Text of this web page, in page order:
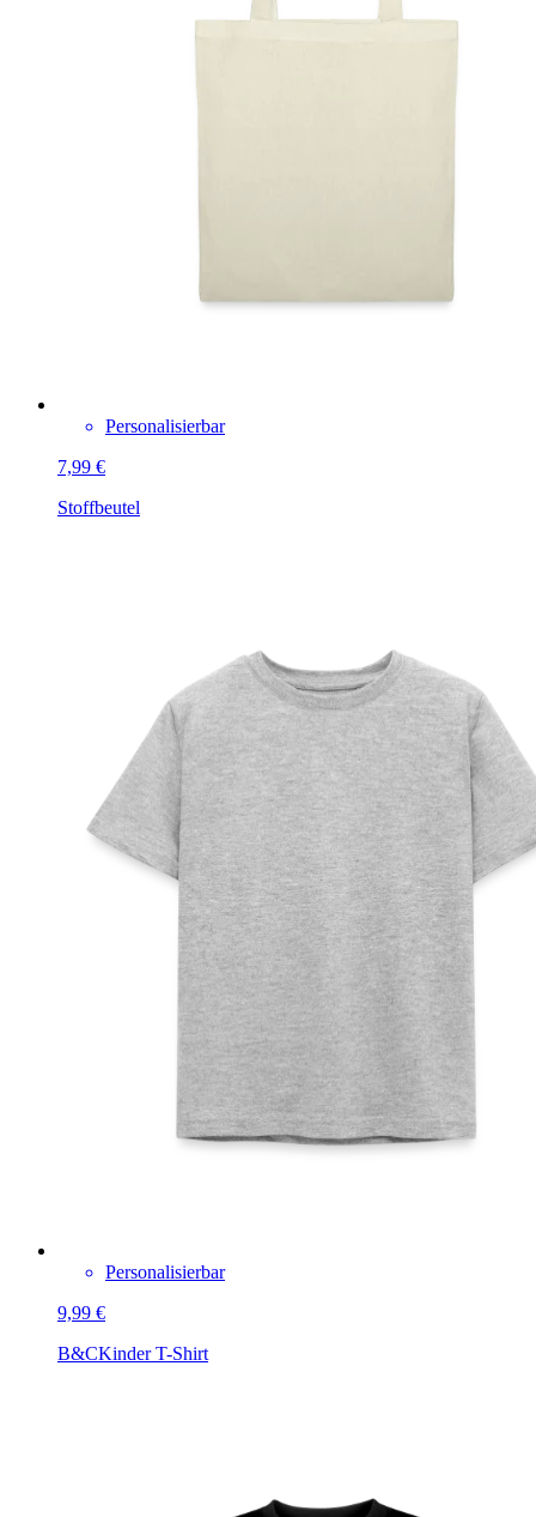
Personalisierbar
7,99 €
Stoffbeutel
Personalisierbar
9,99 €
B&CKinder T-Shirt